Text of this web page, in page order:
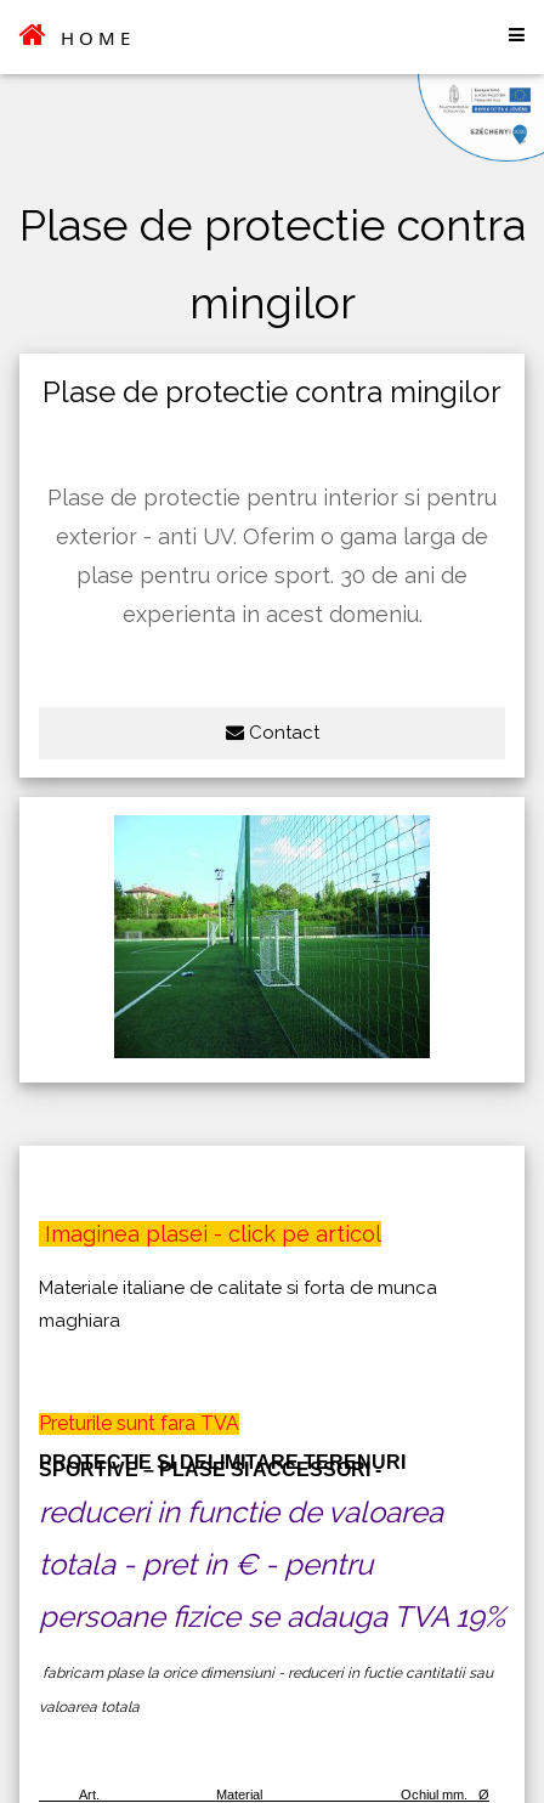
HOME
Plase de protectie contra
mingilor
Plase de protectie contra mingilor
Plase de protectie pentru interior si pentru
exterior - anti UV. Oferim o gama larga de
plase pentru orice sport. 30 de ani de
experienta in acest domeniu.
Contact
Imaginea plasei - click pe articol
Materiale italiane de calitate si forta de munca
maghiara
Preturile sunt fara TVA
PROTECTIE SI DELIMITARE TERENURI
SPORTIVE – PLASE SI ACCESSORI -
reduceri in functie de valoarea
totala - pret in € - pentru
persoane fizice se adauga TVA 19%
fabricam plase la orice dimensiuni - reduceri in fuctie cantitatii sau
valoarea totala
Art. Material Ochiul mm. Ø